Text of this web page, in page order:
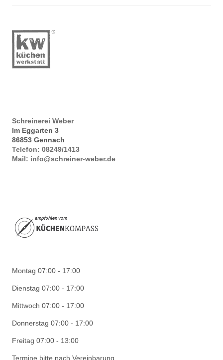
Schreinerei Weber
Im Eggarten 3
86853 Gennach
Telefon: 08249/1413
Mail: info@schreiner-weber.de
Montag 07:00 - 17:00
Dienstag 07:00 - 17:00
Mittwoch 07:00 - 17:00
Donnerstag 07:00 - 17:00
Freitag 07:00 - 13:00
Termine bitte nach Vereinbarung